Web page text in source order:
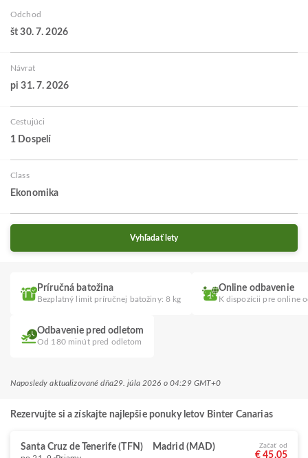
Odchod
št 30. 7. 2026
Návrat
pi 31. 7. 2026
Cestujúci
1 Dospelí
Class
Ekonomika
Vyhľadať lety
Príručná batožina
Bezplatný limit príručnej batožiny: 8 kg
Online odbavenie
K dispozícii pre online
Odbavenie pred odletom
Od 180 minút pred odletom
Naposledy aktualizované dňa29. júla 2026 o 04:29 GMT+0
Rezervujte si a získajte najlepšie ponuky letov Binter Canarias
Santa Cruz de Tenerife (TFN) Madrid (MAD) Začať od
€ 45,05